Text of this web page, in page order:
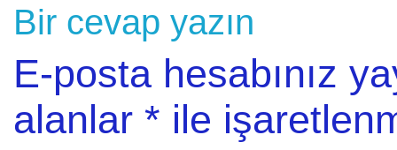
Bir cevap yazın
E-posta hesabınız
alanlar * ile